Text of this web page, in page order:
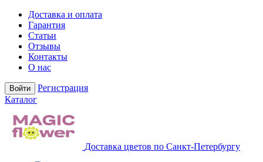
Доставка и оплата
Гарантия
Статьи
Отзывы
Контакты
О нас
Войти
Регистрация
Каталог
Доставка цветов по Санкт-Петербургу